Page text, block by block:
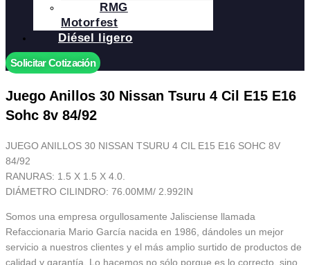
RMG
Motorfest
Diésel ligero
Solicitar Cotización
Juego Anillos 30 Nissan Tsuru 4 Cil E15 E16
Sohc 8v 84/92
JUEGO ANILLOS 30 NISSAN TSURU 4 CIL E15 E16 SOHC 8V
84/92
RANURAS: 1.5 X 1.5 X 4.0.
DIÁMETRO CILINDRO: 76.00MM/ 2.992IN
Somos una empresa orgullosamente Jalisciense llamada
Refaccionaria Mario García nacida en 1986, dándoles un mejor
servicio a nuestros clientes y el más amplio surtido de productos de
calidad y garantía. Lo hacemos no sólo porque es lo correcto, sino